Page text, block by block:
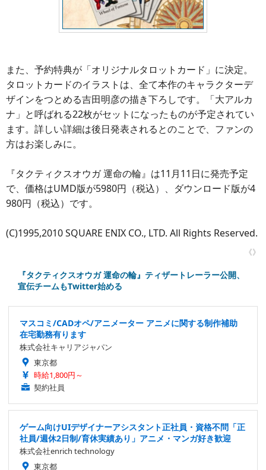
また、予約特典が「オリジナルタロットカード」に決定。
タロットカードのイラストは、全て本作のキャラクターデ
ザインをつとめる吉田明彦の描き下ろしです。「大アルカ
ナ」と呼ばれる22枚がセットになったものが予定されてい
ます。詳しい詳細は後日発表されるとのことで、ファンの
方はお楽しみに。
『タクティクスオウガ 運命の輪』は11月11日に発売予定
で、価格はUMD版が5980円（税込）、ダウンロード版が4
980円（税込）です。
(C)1995,2010 SQUARE ENIX CO., LTD. All Rights Reserved.
《》
『タクティクスオウガ 運命の輪』ティザートレーラー公開、
宣伝チームもTwitter始める
マスコミ/CADオペ/アニメーター アニメに関する制作補助
在宅勤務有ります
株式会社キャリアジャパン
東京都
時給1,800円～
契約社員
ゲーム向けUIデザイナーアシスタント正社員・資格不問「正
社員/週休2日制/育休実績あり」アニメ・マンガ好き歓迎
株式会社enrich technology
東京都